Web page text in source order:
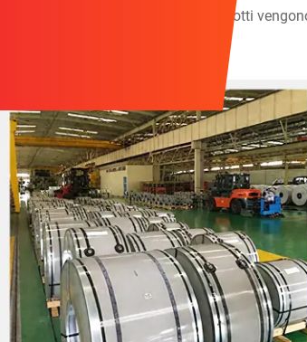
inossidabile di alta precisione. I prodotti